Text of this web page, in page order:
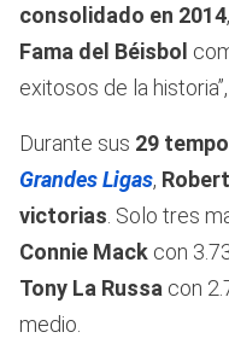
consolidado en 2014
Fama del Béisbol
exitosos de la
Durante sus 29
Grandes Ligas,
victorias . Solo tres
Connie Mack con
Tony La Russa con
medio.